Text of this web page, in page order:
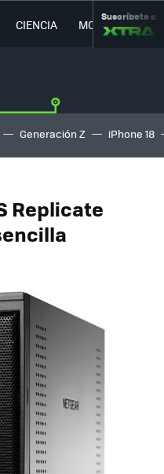
CIENCIA MOVILIDAD
Suscríbete a
Generación Z iPhone 18
Replicate